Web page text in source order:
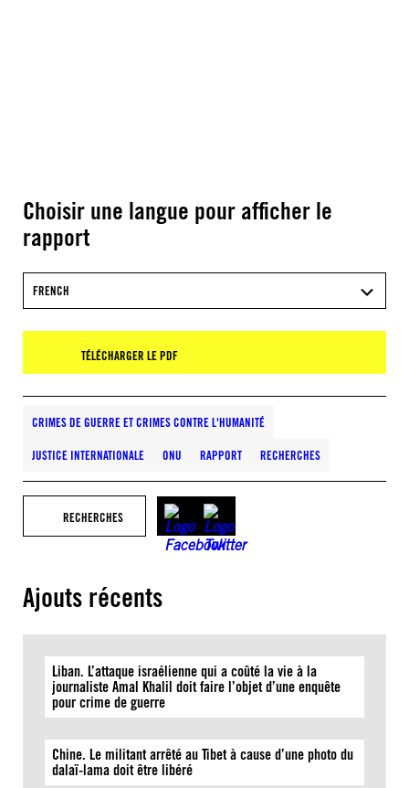
Choisir une langue pour afficher le
rapport
FRENCH
TÉLÉCHARGER LE PDF
CRIMES DE GUERRE ET CRIMES CONTRE L'HUMANITÉ
JUSTICE INTERNATIONALE ONU RAPPORT RECHERCHES
RECHERCHES
Ajouts récents
Liban. L’attaque israélienne qui a coûté la vie à la
journaliste Amal Khalil doit faire l’objet d’une enquête
pour crime de guerre
Chine. Le militant arrêté au Tibet à cause d’une photo du
dalaï-lama doit être libéré